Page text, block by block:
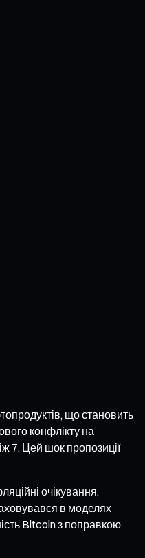
що становить
конфлікту на
7. Цей шок пропозиції
очікування,
в моделях
Bitcoin з поправкою